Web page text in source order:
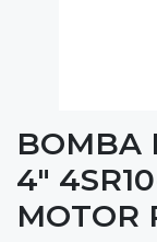
BOMBA
4"
MOTOR